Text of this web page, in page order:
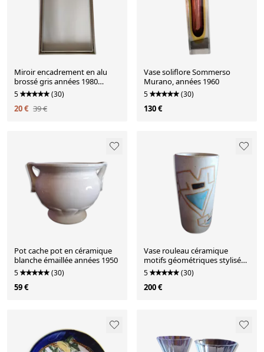
Miroir encadrement en alu
brossé gris années 1980
60x40cm
5 (30)
20 € 39 €
Vase soliflore Sommerso
Murano, années 1960
5 (30)
130 €
Pot cache pot en céramique
blanche émaillée années 1950
5 (30)
59 €
Vase rouleau céramique
motifs géométriques stylisés -
Signé - Années 1960/1970
5 (30)
200 €